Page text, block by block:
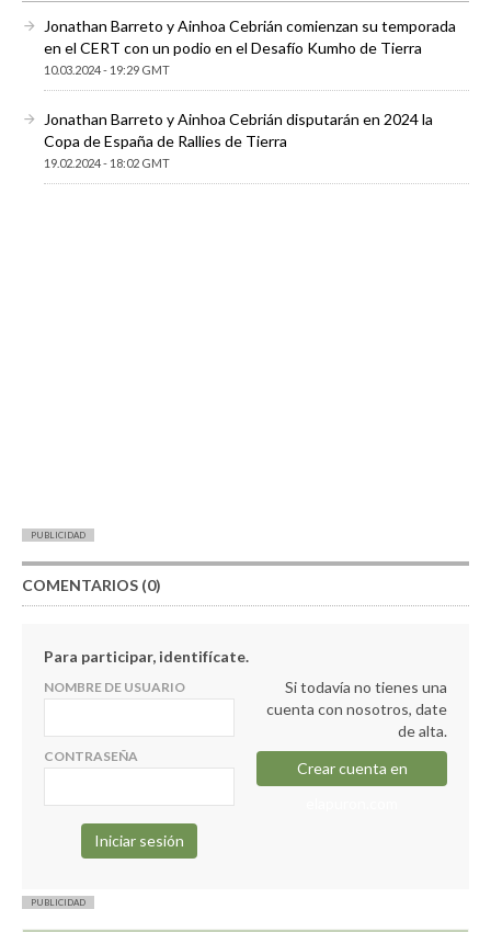
Jonathan Barreto y Ainhoa Cebrián comienzan su temporada
en el CERT con un podio en el Desafío Kumho de Tierra
10.03.2024 - 19:29 GMT
Jonathan Barreto y Ainhoa Cebrián disputarán en 2024 la
Copa de España de Rallies de Tierra
19.02.2024 - 18:02 GMT
PUBLICIDAD
COMENTARIOS (0)
Para participar, identifícate.
NOMBRE DE USUARIO
CONTRASEÑA
Si todavía no tienes una
cuenta con nosotros, date
de alta.
Crear cuenta en
PUBLICIDAD